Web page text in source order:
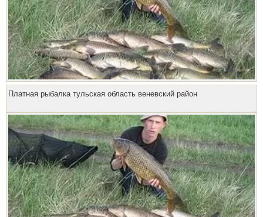
Платная рыбалка тульская область веневский район